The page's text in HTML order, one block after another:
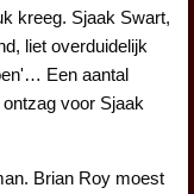
kreeg. Sjaak Swart,
liet overduidelijk
Een aantal
voor Sjaak
Brian Roy moest